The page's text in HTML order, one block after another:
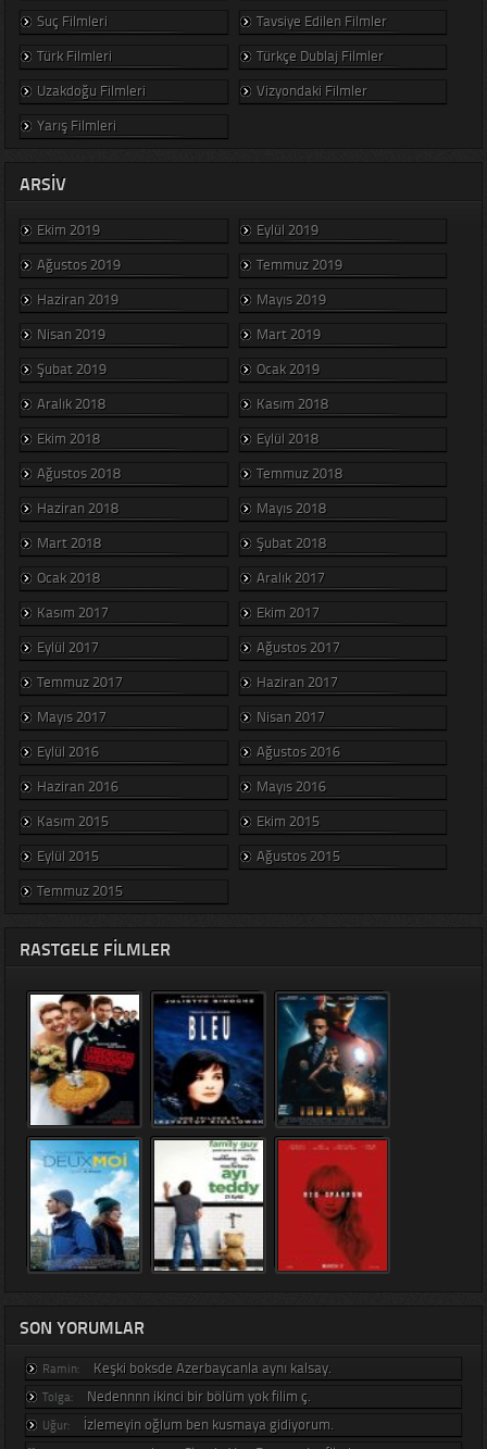
Suç Filmleri
Tavsiye Edilen Filmler
Türk Filmleri
Türkçe Dublaj Filmler
Uzakdoğu Filmleri
Vizyondaki Filmler
Yarış Filmleri
ARSIV
Ekim 2019
Eylül 2019
Ağustos 2019
Temmuz 2019
Haziran 2019
Mayıs 2019
Nisan 2019
Mart 2019
Şubat 2019
Ocak 2019
Aralık 2018
Kasım 2018
Ekim 2018
Eylül 2018
Ağustos 2018
Temmuz 2018
Haziran 2018
Mayıs 2018
Mart 2018
Şubat 2018
Ocak 2018
Aralık 2017
Kasım 2017
Ekim 2017
Eylül 2017
Ağustos 2017
Temmuz 2017
Haziran 2017
Mayıs 2017
Nisan 2017
Eylül 2016
Ağustos 2016
Haziran 2016
Mayıs 2016
Kasım 2015
Ekim 2015
Eylül 2015
Ağustos 2015
Temmuz 2015
RASTGELE FILMLER
SON YORUMLAR
Ramin: Keşki boksde Azerbaycanla aynı kalsay.
Tolga: Nedennnn ikinci bir bölüm yok filim ç.
Uğur: İzlemeyin oğlum ben kusmaya gidiyorum.